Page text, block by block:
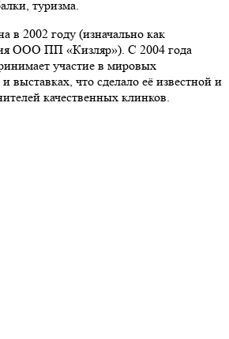
туризма.
в 2002 году (изначально как
ООО ПП «Кизляр»). С 2004 года
участие в мировых
выставках, что сделало её известной и
качественных клинков.